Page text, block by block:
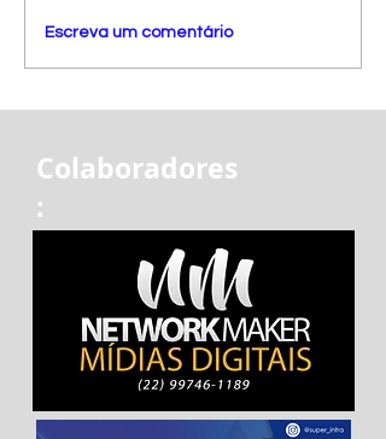
Escreva um comentário
Colaboradores
: